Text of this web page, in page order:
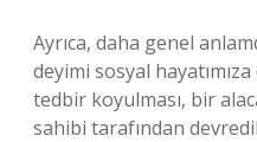
Ayrıca, daha genel
deyimi sosyal
tedbir koyulması, bir
sahibi tarafından